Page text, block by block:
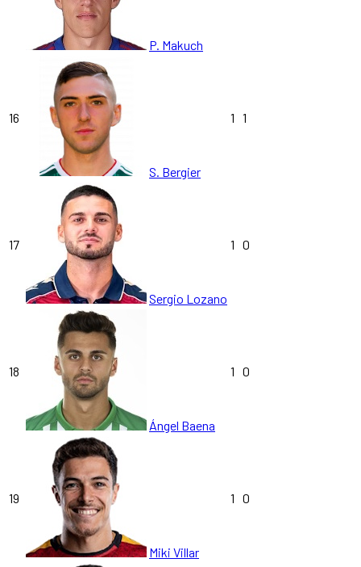
P. Makuch
16
S. Bergier
1 1
17
Sergio Lozano
1 0
18
Ángel Baena
1 0
19
Miki Villar
1 0